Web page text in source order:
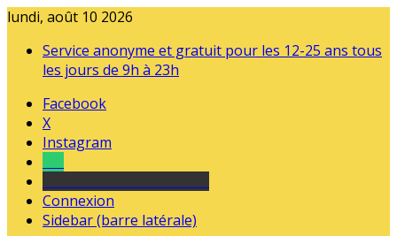
lundi, août 10 2026
Service anonyme et gratuit pour les 12-25 ans tous
les jours de 9h à 23h
Facebook
X
Instagram
Connexion
Sidebar (barre latérale)